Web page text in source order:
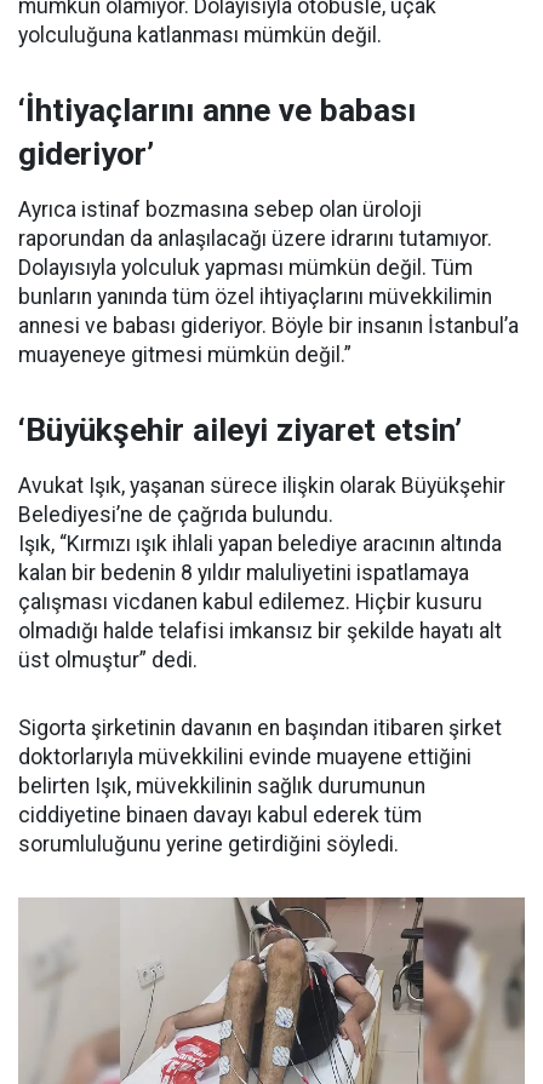
mümkün olamıyor. Dolayısıyla otobüsle, uçak
yolculuğuna katlanması mümkün değil.
‘İhtiyaçlarını anne ve babası
gideriyor’
Ayrıca istinaf bozmasına sebep olan üroloji
raporundan da anlaşılacağı üzere idrarını tutamıyor.
Dolayısıyla yolculuk yapması mümkün değil. Tüm
bunların yanında tüm özel ihtiyaçlarını müvekkilimin
annesi ve babası gideriyor. Böyle bir insanın İstanbul’a
muayeneye gitmesi mümkün değil.”
‘Büyükşehir aileyi ziyaret etsin’
Avukat Işık, yaşanan sürece ilişkin olarak Büyükşehir
Belediyesi’ne de çağrıda bulundu.
Işık, “Kırmızı ışık ihlali yapan belediye aracının altında
kalan bir bedenin 8 yıldır maluliyetini ispatlamaya
çalışması vicdanen kabul edilemez. Hiçbir kusuru
olmadığı halde telafisi imkansız bir şekilde hayatı alt
üst olmuştur” dedi.
Sigorta şirketinin davanın en başından itibaren şirket
doktorlarıyla müvekkilini evinde muayene ettiğini
belirten Işık, müvekkilinin sağlık durumunun
ciddiyetine binaen davayı kabul ederek tüm
sorumluluğunu yerine getirdiğini söyledi.